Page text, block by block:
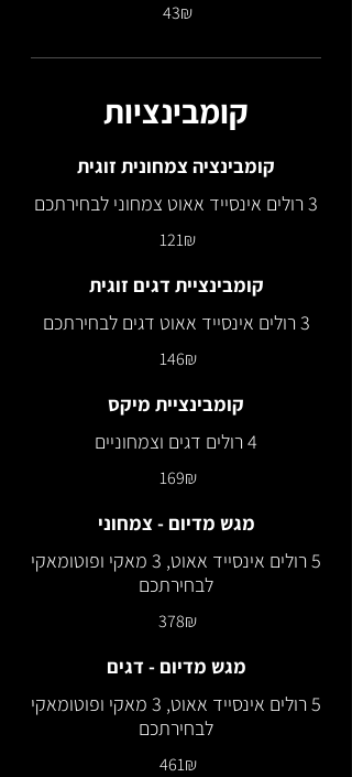
‏43 ‏₪
קומבינציות
קומבינציה צמחונית זוגית
3 רולים אינסייד אאוט צמחוני לבחירתכם
‏121 ‏₪
קומבינציית דגים זוגית
3 רולים אינסייד אאוט דגים לבחירתכם
‏146 ‏₪
קומבינציית מיקס
4 רולים דגים וצמחוניים
‏169 ‏₪
מגש מדיום - צמחוני
5 רולים אינסייד אאוט, 3 מאקי ופוטומאקי
לבחירתכם
‏378 ‏₪
מגש מדיום - דגים
5 רולים אינסייד אאוט, 3 מאקי ופוטומאקי
לבחירתכם
‏461 ‏₪